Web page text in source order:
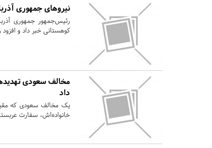
نیروهای جمهوری
رئیس‌جمهور جمهوری
کوهستانی خبر داد و
مخالف سعودی
داد
یک مخالف سعودی که
خانواده‌اش، سفارت